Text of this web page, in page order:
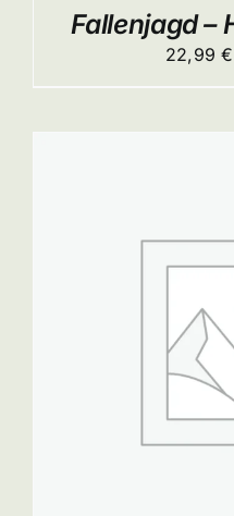
Fallenjagd –
22,99€